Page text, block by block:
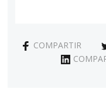
COMPARTIR